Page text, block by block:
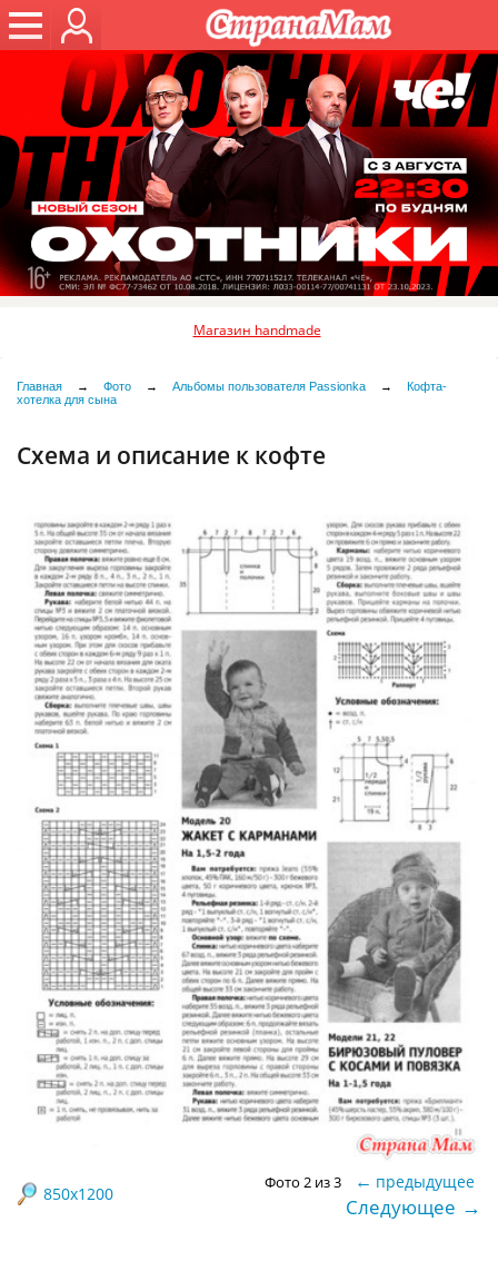
Магазин handmade
Главная → Фото → Альбомы пользователя Passionka →
Кофта-
хотелка для сына
Схема и описание к кофте
850x1200
Фото 2 из 3 ← предыдущее
Следующее →